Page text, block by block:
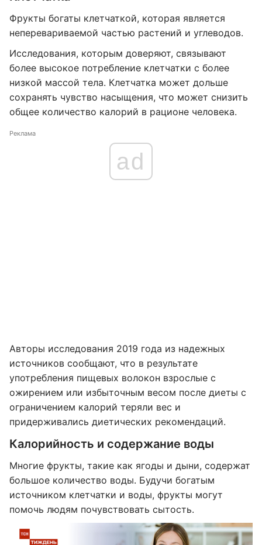
Фрукты богаты клетчаткой, которая является
неперевариваемой частью растений и углеводов.
Исследования, которым доверяют, связывают
более высокое потребление клетчатки с более
низкой массой тела. Клетчатка может дольше
сохранять чувство насыщения, что может снизить
общее количество калорий в рационе человека.
Реклама
ad
Авторы исследования 2019 года из надежных
источников сообщают, что в результате
употребления пищевых волокон взрослые с
ожирением или избыточным весом после диеты с
ограничением калорий теряли вес и
придерживались диетических рекомендаций.
Калорийность и содержание воды
Многие фрукты, такие как ягоды и дыни, содержат
большое количество воды. Будучи богатым
источником клетчатки и воды, фрукты могут
помочь людям почувствовать сытость.